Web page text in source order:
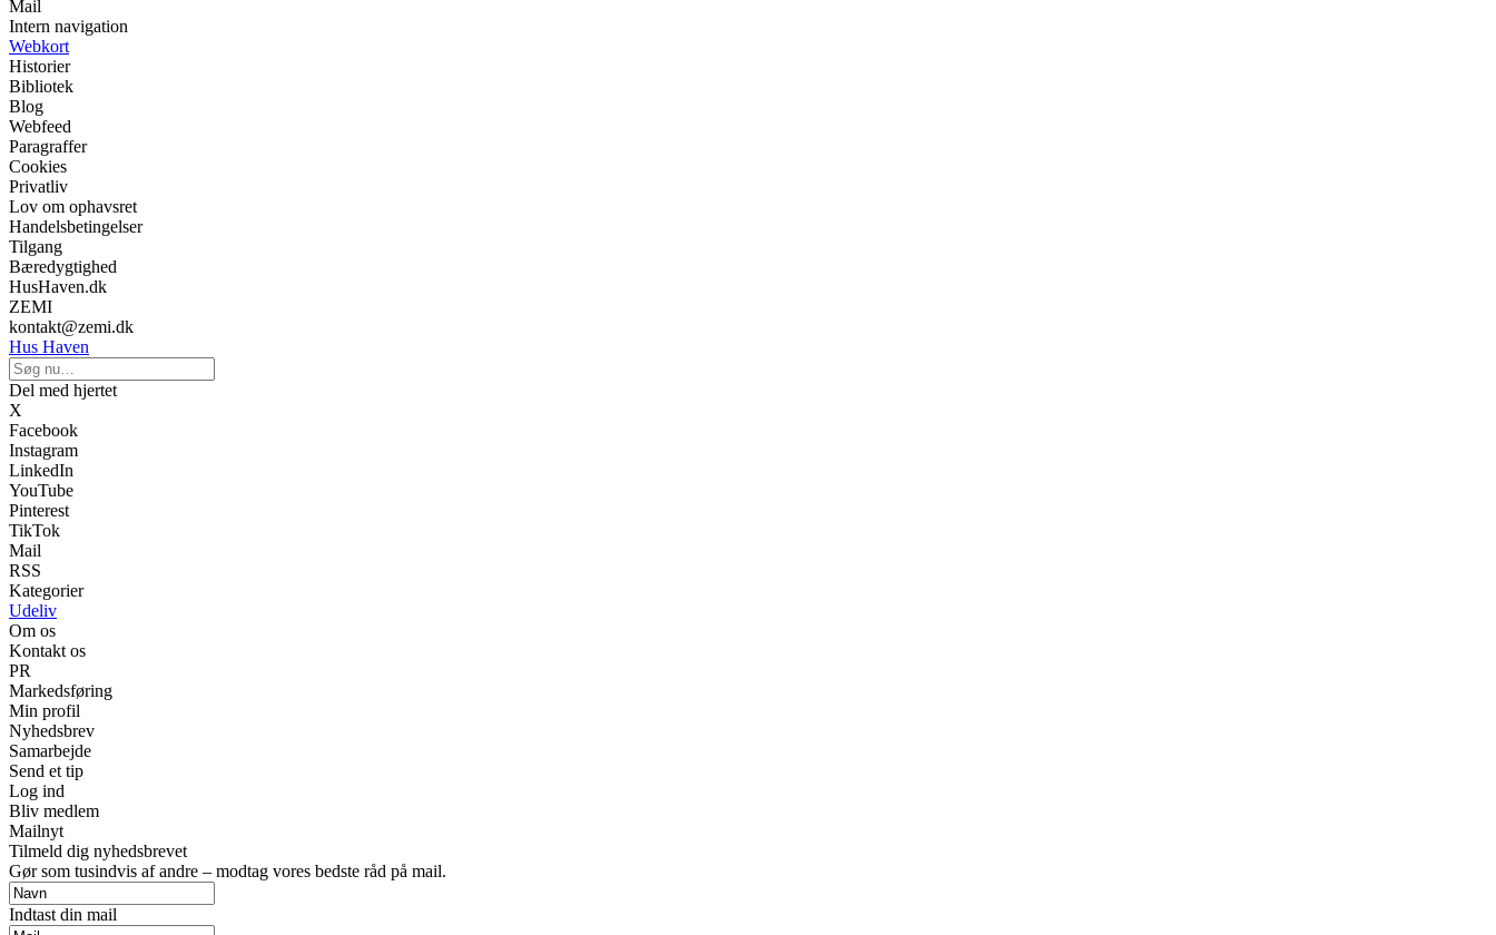
Mail
Intern navigation
Webkort
Historier
Bibliotek
Blog
Webfeed
Paragraffer
Cookies
Privatliv
Lov om ophavsret
Handelsbetingelser
Tilgang
Bæredygtighed
HusHaven.dk
ZEMI
kontakt@zemi.dk
Hus Haven
Del med hjertet
X
Facebook
Instagram
LinkedIn
YouTube
Pinterest
TikTok
Mail
RSS
Kategorier
Udeliv
Om os
Kontakt os
PR
Markedsføring
Min profil
Nyhedsbrev
Samarbejde
Send et tip
Log ind
Bliv medlem
Mailnyt
Tilmeld dig nyhedsbrevet
Gør som tusindvis af andre – modtag vores bedste råd på mail.
Indtast din mail